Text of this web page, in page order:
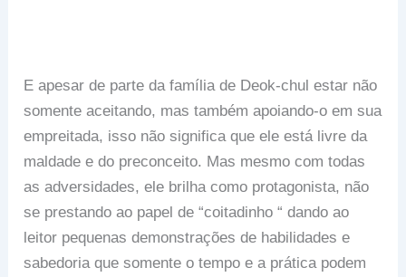
E apesar de parte da família de Deok-chul estar não
somente aceitando, mas também apoiando-o em sua
empreitada, isso não significa que ele está livre da
maldade e do preconceito. Mas mesmo com todas
as adversidades, ele brilha como protagonista, não
se prestando ao papel de “coitadinho “ dando ao
leitor pequenas demonstrações de habilidades e
sabedoria que somente o tempo e a prática podem